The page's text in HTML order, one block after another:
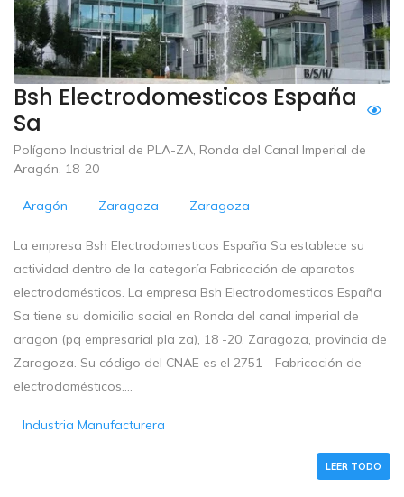
Bsh Electrodomesticos España
Sa
Polígono Industrial de PLA-ZA, Ronda del Canal Imperial de
Aragón, 18-20
Aragón - Zaragoza - Zaragoza
La empresa Bsh Electrodomesticos España Sa establece su
actividad dentro de la categoría Fabricación de aparatos
electrodomésticos. La empresa Bsh Electrodomesticos España
Sa tiene su domicilio social en Ronda del canal imperial de
aragon (pq empresarial pla za), 18 -20, Zaragoza, provincia de
Zaragoza. Su código del CNAE es el 2751 - Fabricación de
electrodomésticos....
Industria Manufacturera
LEER TODO